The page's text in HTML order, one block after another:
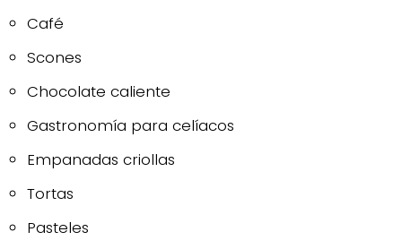
Café
Scones
Chocolate caliente
Gastronomía para celíacos
Empanadas criollas
Tortas
Pasteles